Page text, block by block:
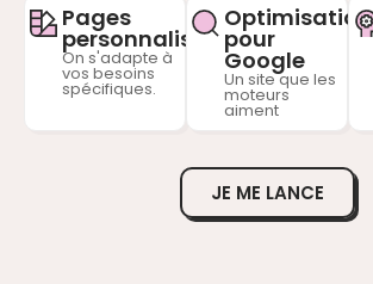
Pages
personnalisées
On s'adapte à
vos besoins
spécifiques.
Optimisation
pour
Google
Un site que les
moteurs
aiment
JE ME LANCE